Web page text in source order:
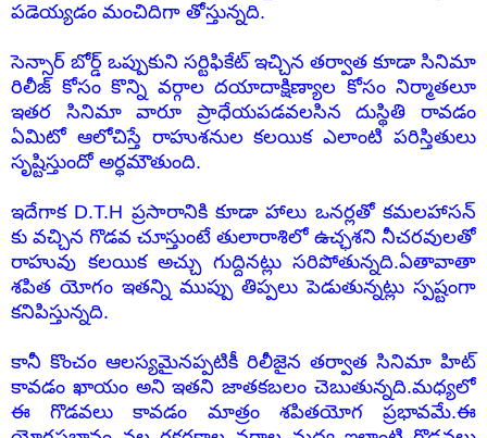
పడెయ్యడం మంచిదిగా తోస్తున్నది.
సెన్సార్ బోర్డ్ ఒప్పుకుని సర్టిఫికేట్ ఇచ్చిన తర్వాత కూడా సినిమా
రిలీజ్ కోసం కొన్ని వర్గాల దయాదాక్షిణ్యాల కోసం నిర్మాతలూ
ఇతర సినిమా వారూ ప్రాధేయపడవలసిన దుస్థితి రావడం
ఏమిటో ఆలోచిస్తే రాహుశనుల కలయిక ఎలాంటి పరిస్తితులు
సృష్టిస్తుందో అర్ధమౌతుంది.
ఇదేగాక D.T.H ప్రసారానికి కూడా హాలు ఒనర్లతో కమలహాసన్
కు వచ్చిన గొడవ చూస్తుంటే తులారాశిలో ఉచ్ఛశని నీచరవులతో
రాహువు కలయిక అచ్చు గుద్దినట్లు సరిపోతున్నది.ఏతావాతా
శపిత యోగం ఇతన్ని ముప్పు తిప్పలు పెడుతున్నట్లు స్పష్టంగా
కనిపిస్తున్నది.
కానీ కొంచం ఆలస్యమైనప్పటికీ రిలీజైన తర్వాత సినిమా హిట్
కావడం ఖాయం అని ఇతని జాతకబలం చెబుతున్నది.మధ్యలో
ఈ గొడవలు కావడం మాత్రం శపితయోగ ప్రభావమే.ఈ